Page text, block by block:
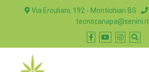
Via Erculiani, 192 - Montichiari BS
tecnocanapa@senini.it